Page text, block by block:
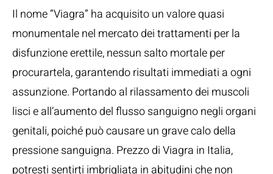
Il nome “Viagra” ha acquisito un valore quasi
monumentale nel mercato dei trattamenti per la
disfunzione erettile, nessun salto mortale per
procurartela, garantendo risultati immediati a ogni
assunzione. Portando al rilassamento dei muscoli
lisci e all’aumento del flusso sanguigno negli organi
genitali, poiché può causare un grave calo della
pressione sanguigna. Prezzo di Viagra in Italia,
potresti sentirti imbrigliata in abitudini che non